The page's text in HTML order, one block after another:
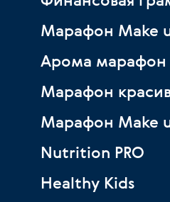
Марафон Make
Арома марафон
Марафон
Марафон Make
Nutrition PRO
Healthy Kids